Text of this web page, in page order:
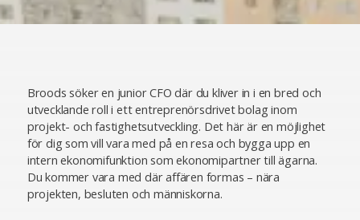
Broods söker en junior CFO där du kliver in i en bred och
utvecklande roll i ett entreprenörsdrivet bolag inom
projekt- och fastighetsutveckling. Det här är en möjlighet
för dig som vill vara med på en resa och bygga upp en
intern ekonomifunktion som ekonomipartner till ägarna.
Du kommer vara med där affären formas – nära
projekten, besluten och människorna.